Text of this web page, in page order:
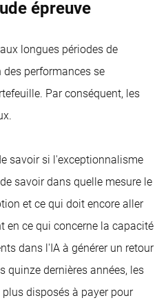
épreuve
longues périodes de
des performances se
Par conséquent, les
savoir si l'exceptionnalisme
savoir dans quelle mesure le
et ce qui doit encore aller
en ce qui concerne la capacité
dans l'IA à générer un retour
quinze dernières années, les
disposés à payer pour